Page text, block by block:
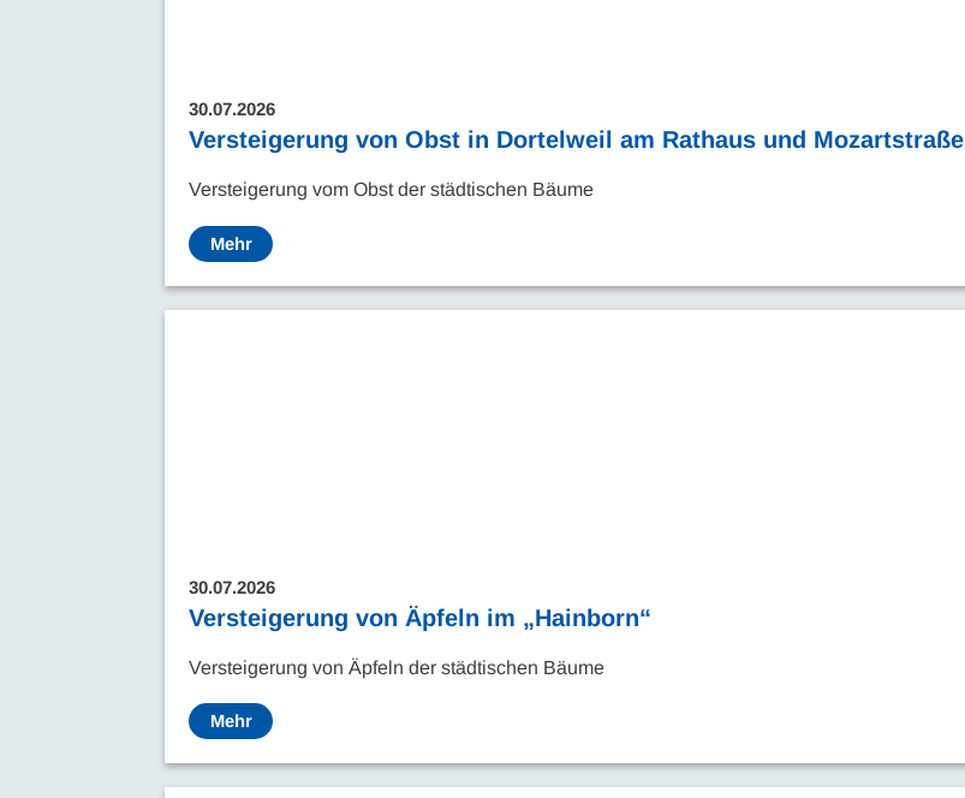
30.07.2026
Versteigerung von Obst in Dortelweil am Rathaus und Mozartstraße
Versteigerung vom Obst der städtischen Bäume
Mehr
30.07.2026
Versteigerung von Äpfeln im „Hainborn“
Versteigerung von Äpfeln der städtischen Bäume
Mehr